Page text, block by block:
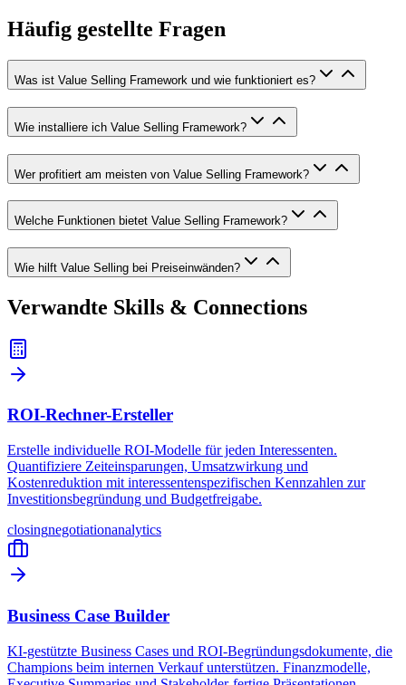
Häufig gestellte Fragen
Was ist Value Selling Framework und wie funktioniert es?
Wie installiere ich Value Selling Framework?
Wer profitiert am meisten von Value Selling Framework?
Welche Funktionen bietet Value Selling Framework?
Wie hilft Value Selling bei Preiseinwänden?
Verwandte Skills & Connections
ROI-Rechner-Ersteller
Erstelle individuelle ROI-Modelle für jeden Interessenten.
Quantifiziere Zeiteinsparungen, Umsatzwirkung und
Kostenreduktion mit interessentenspezifischen Kennzahlen zur
Investitionsbegründung und Budgetfreigabe.
closingnegotiationanalytics
Business Case Builder
KI-gestützte Business Cases und ROI-Begründungsdokumente, die
Champions beim internen Verkauf unterstützen. Finanzmodelle,